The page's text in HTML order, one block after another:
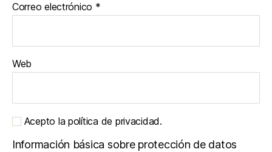
Correo electrónico *
Web
Acepto la política de privacidad.
Información básica sobre protección de datos